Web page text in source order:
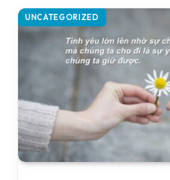
UNCATEGORIZED